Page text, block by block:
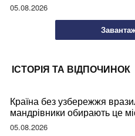
05.08.2026
ІСТОРІЯ ТА ВІДПОЧИНОК
Країна без узбережжя
мандрівники обирають це
05.08.2026